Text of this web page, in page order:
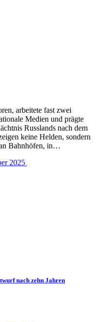
arbeitete fast zwei
Medien und prägte
Russlands nach dem
keine Helden, sondern
Bahnhöfen, in…
2025
nach zehn Jahren